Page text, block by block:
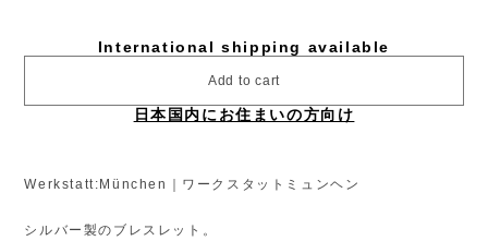
International shipping available
Add to cart
日本国内にお住まいの方向け
Werkstatt:München｜ワークスタットミュンヘン
シルバー製のブレスレット。